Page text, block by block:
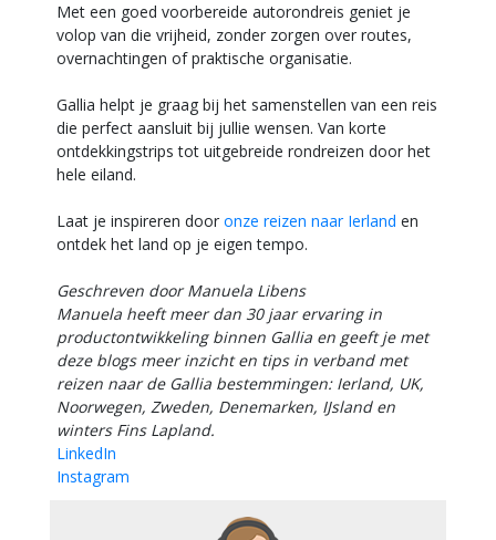
Met een goed voorbereide autorondreis geniet je
volop van die vrijheid, zonder zorgen over routes,
overnachtingen of praktische organisatie.
Gallia helpt je graag bij het samenstellen van een reis
die perfect aansluit bij jullie wensen. Van korte
ontdekkingstrips tot uitgebreide rondreizen door het
hele eiland.
Laat je inspireren door onze reizen naar Ierland en
ontdek het land op je eigen tempo.
Geschreven door Manuela Libens
Manuela heeft meer dan 30 jaar ervaring in
productontwikkeling binnen Gallia en geeft je met
deze blogs meer inzicht en tips in verband met
reizen naar de Gallia bestemmingen: Ierland, UK,
Noorwegen, Zweden, Denemarken, IJsland en
winters Fins Lapland.
LinkedIn
Instagram